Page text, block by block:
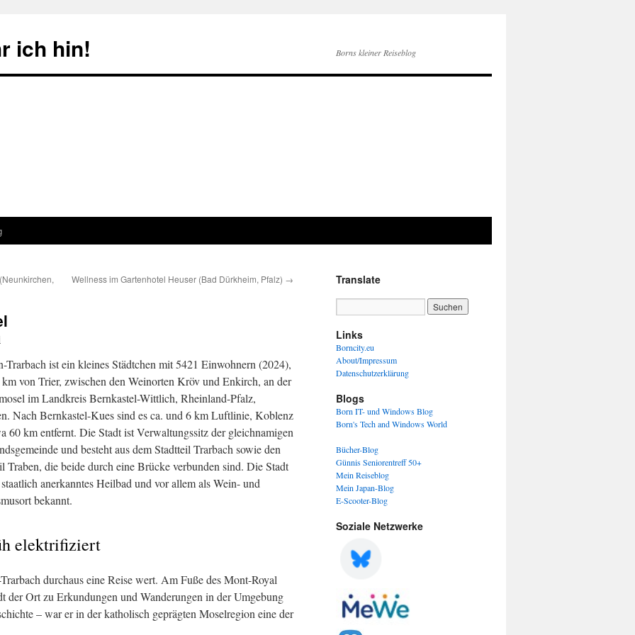
ich hin! Borns kleiner Reiseblog
Wellness im Gartenhotel Heuser (Bad Dürkheim, Pfalz) →
Trarbach ist ein kleines Städtchen mit 5421 Einwohnern (2024),
von Trier, zwischen den Weinorten Kröv und Enkirch, an der
im Landkreis Bernkastel-Wittlich, Rheinland-Pfalz,
Nach Bernkastel-Kues sind es ca. und 6 km Luftlinie, Koblenz
60 km entfernt. Die Stadt ist Verwaltungssitz der gleichnamigen
und besteht aus dem Stadtteil Trarbach sowie den
Traben, die beide durch eine Brücke verbunden sind. Die Stadt
anerkanntes Heilbad und vor allem als Wein- und
bekannt.
elektrifiziert
durchaus eine Reise wert. Am Fuße des Mont-Royal
der Ort zu Erkundungen und Wanderungen in der Umgebung
– war er in der katholisch geprägten Moselregion eine der
Translate
Links
Borncity.eu
About/Impressum
Datenschutzerklärung
Blogs
Born IT- und Windows Blog
Born's Tech and Windows World
Bücher-Blog
Günnis Seniorentreff 50+
Mein Reiseblog
Mein Japan-Blog
E-Scooter-Blog
Soziale Netzwerke